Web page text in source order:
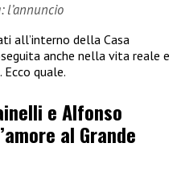
l’annuncio
all’interno della Casa
anche nella vita reale e
quale.
e Alfonso
al Grande